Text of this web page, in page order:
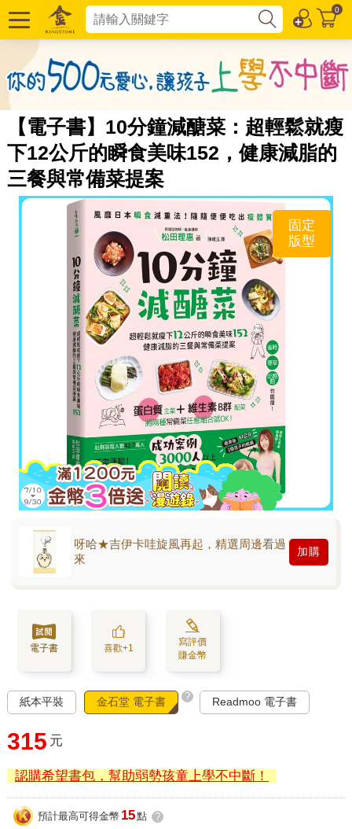
0
【電子書】10分鐘減醣菜：超輕鬆就瘦
下12公斤的瞬食美味152，健康減脂的
三餐與常備菜提案
固定
版型
呀哈★吉伊卡哇旋風再起，精選周邊看過
來
加購
電子書 喜歡+1
寫評價
賺金幣
紙本平裝 金石堂 電子書 ? Readmoo 電子書
315 元
認購希望書包，幫助弱勢孩童上學不中斷！
預計最高可得金幣 15點 ?